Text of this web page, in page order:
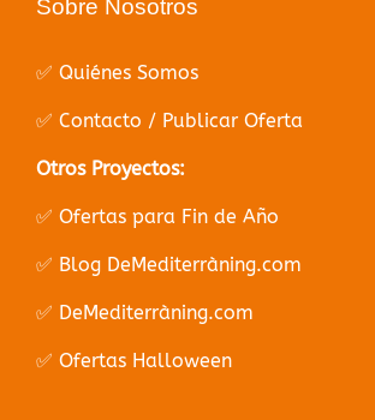
Sobre Nosotros
✅ Quiénes Somos
✅ Contacto / Publicar Oferta
Otros Proyectos:
✅ Ofertas para Fin de Año
✅ Blog DeMediterràning.com
✅ DeMediterràning.com
✅ Ofertas Halloween